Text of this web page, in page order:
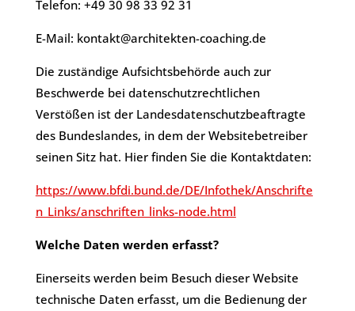
Telefon: +49 30 98 33 92 31
​E-Mail: kontakt@architekten-coaching.de
Die zuständige Aufsichtsbehörde auch zur
Beschwerde bei datenschutzrechtlichen
Verstößen ist der Landesdatenschutzbeaftragte
des Bundeslandes, in dem der Websitebetreiber
seinen Sitz hat. Hier finden Sie die Kontaktdaten:
https://www.bfdi.bund.de/DE/Infothek/Anschrifte
n_Links/anschriften_links-node.html
Welche Daten werden erfasst?
​Einerseits werden beim Besuch dieser Website
technische Daten erfasst, um die Bedienung der